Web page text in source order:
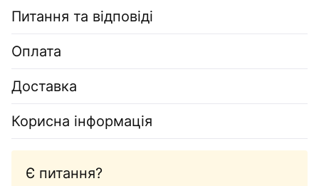
Питання та відповіді
Оплата
Доставка
Корисна інформація
Є питання?